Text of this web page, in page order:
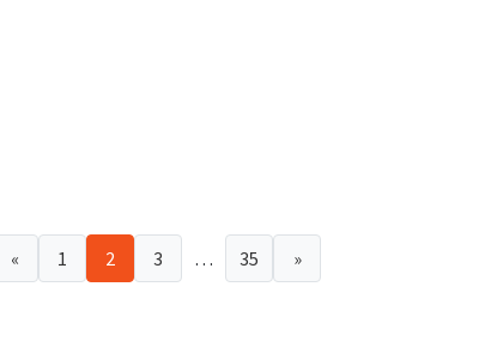
« 1 2 3 … 35 »